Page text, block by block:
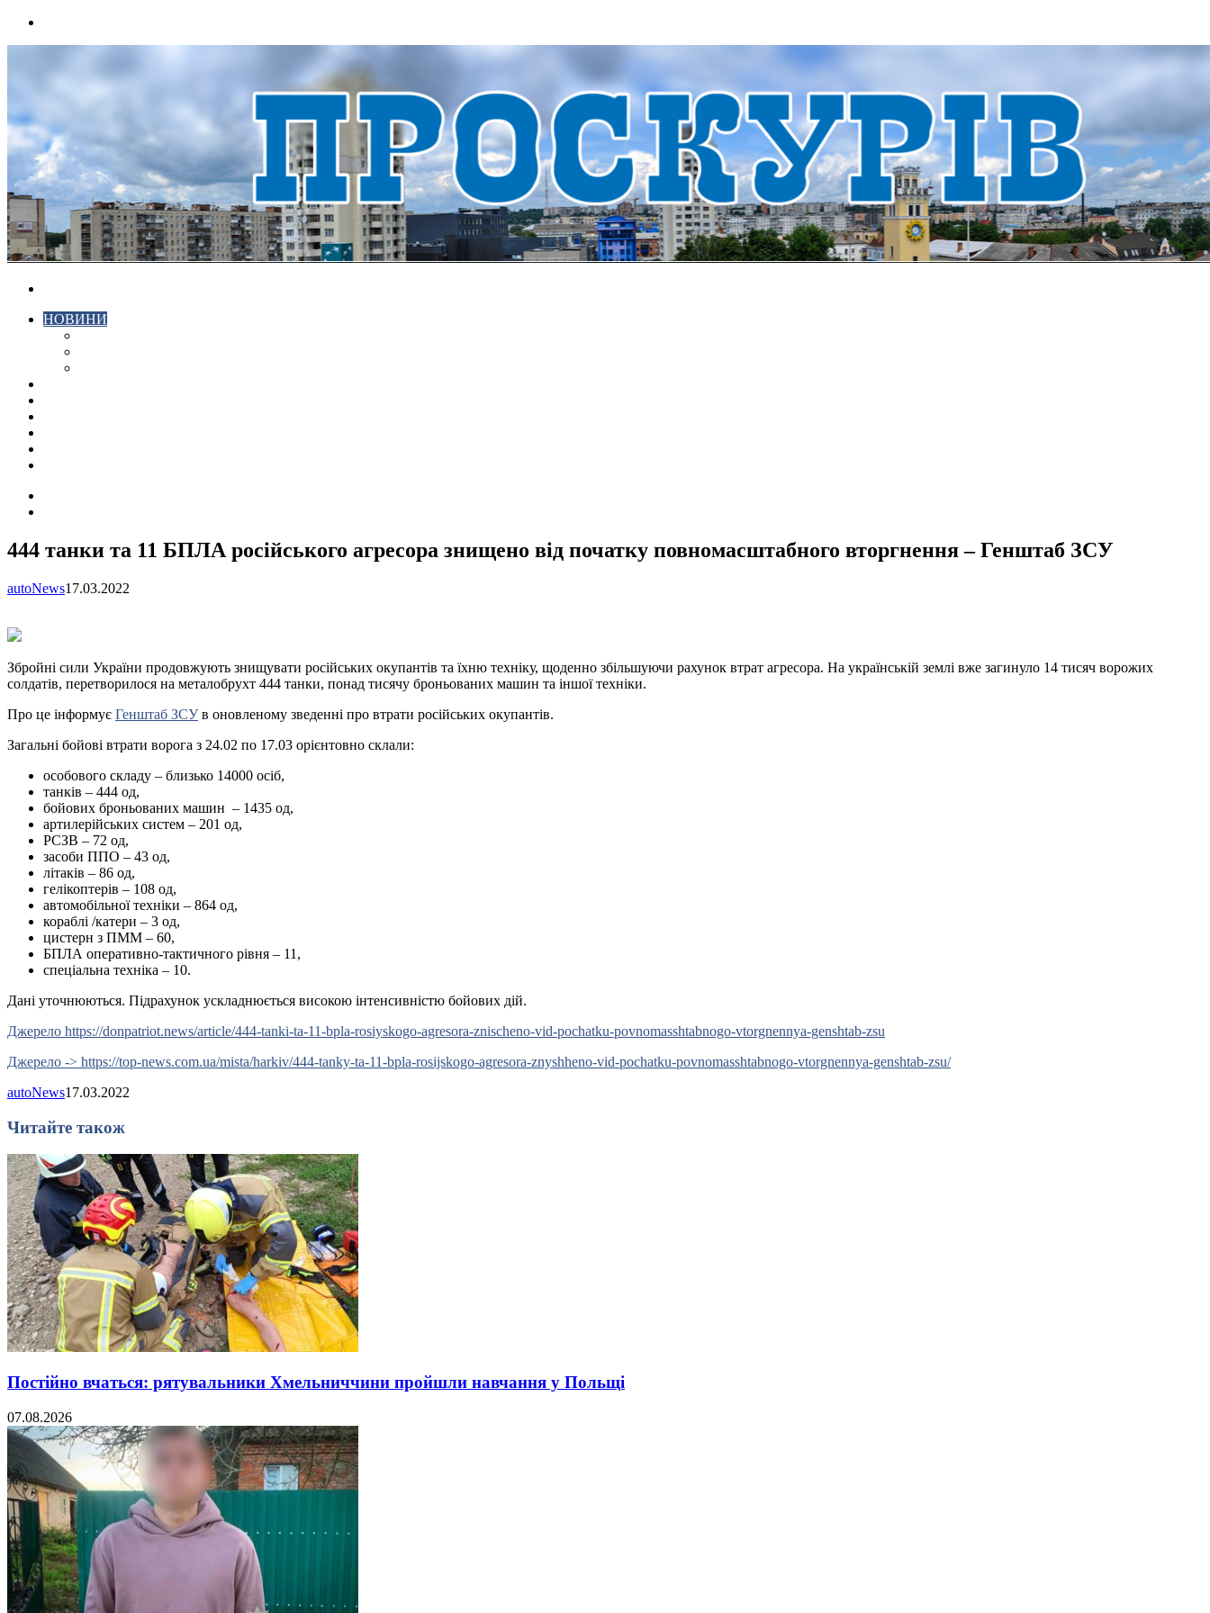
НОВИНИ
444 танки та 11 БПЛА російського агресора знищено від початку повномасштабного вторгнення – Генштаб ЗСУ
autoNews17.03.2022
Збройні сили України продовжують знищувати російських окупантів та їхню техніку, щоденно збільшуючи рахунок втрат агресора. На українській землі вже загинуло 14 тисяч ворожих
солдатів, перетворилося на металобрухт 444 танки, понад тисячу броньованих машин та іншої техніки.
Про це інформує Генштаб ЗСУв оновленому зведенні про втрати російських окупантів.
Загальні бойові втрати ворога з 24.02 по 17.03 орієнтовно склали:
особового складу – близько 14000 осіб,
танків ‒ 444 од,
бойових броньованих машин ‒ 1435 од,
артилерійських систем – 201 од,
РСЗВ – 72 од,
засоби ППО – 43 од,
літаків – 86 од,
гелікоптерів – 108 од,
автомобільної техніки – 864 од,
кораблі /катери – 3 од,
цистерн з ПММ – 60,
БПЛА оперативно-тактичного рівня – 11,
спеціальна техніка – 10.
Дані уточнюються. Підрахунок ускладнюється високою інтенсивністю бойових дій.
Джерело https://donpatriot.news/article/444-tanki-ta-11-bpla-rosiyskogo-agresora-znischeno-vid-pochatku-povnomasshtabnogo-vtorgnennya-genshtab-zsu
Джерело -> https://top-news.com.ua/mista/harkiv/444-tanky-ta-11-bpla-rosijskogo-agresora-znyshheno-vid-pochatku-povnomasshtabnogo-vtorgnennya-genshtab-zsu/
autoNews17.03.2022
Читайте також
Постійно вчаться: рятувальники Хмельниччини пройшли навчання у Польщі
07.08.2026